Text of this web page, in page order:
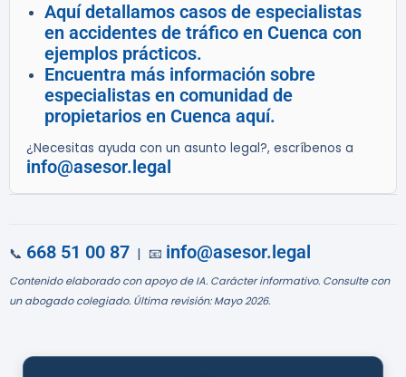
Aquí detallamos casos de especialistas
en accidentes de tráfico en Cuenca con
ejemplos prácticos.
Encuentra más información sobre
especialistas en comunidad de
propietarios en Cuenca aquí.
¿Necesitas ayuda con un asunto legal?, escríbenos a
info@asesor.legal
📞 668 51 00 87 | 📧 info@asesor.legal
Contenido elaborado con apoyo de IA. Carácter informativo. Consulte con
un abogado colegiado. Última revisión: Mayo 2026.